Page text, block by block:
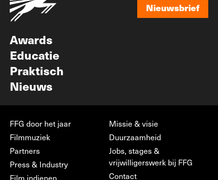
Nieuwsbrief
Awards
Educatie
Praktisch
Nieuws
FFG door het jaar
Filmmuziek
Partners
Press & Industry
Film indienen
Missie & visie
Duurzaamheid
Jobs, stages &
vrijwilligerswerk bij FFG
Contact